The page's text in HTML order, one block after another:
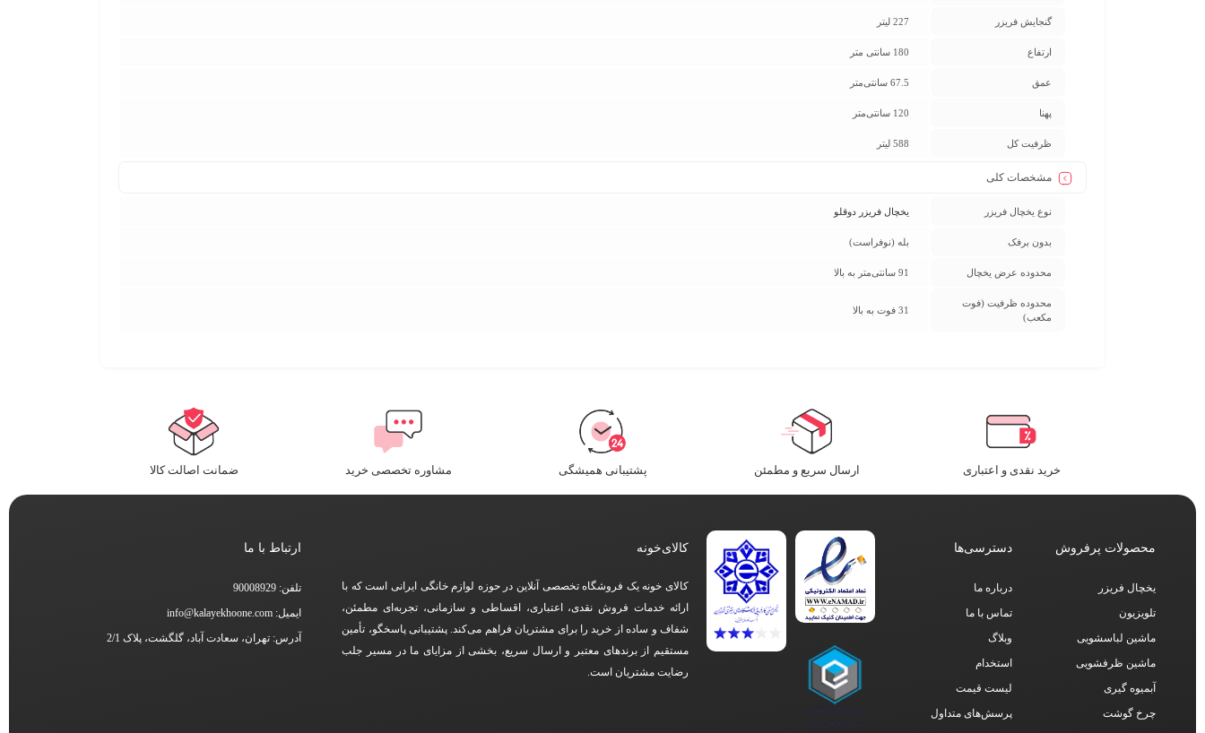
گنجایش فریزر 227 لیتر
ارتفاع 180 سانتی متر
عمق 67.5 سانتی‌متر
پهنا 120 سانتی‌متر
ظرفیت کل 588 لیتر
مشخصات کلی
نوع یخچال فریزر یخچال فریزر دوقلو
بدون برفک بله (نوفراست)
محدوده عرض یخچال 91 سانتی‌متر به بالا
محدوده‌ ظرفیت (فوت
مکعب)
31 فوت به بالا
خرید نقدی و اعتباری ارسال سریع و مطمئن​ پشتیبانی همیشگی مشاوره تخصصی خرید ضمانت اصالت کالا
محصولات پرفروش
یخچال فریزر
تلویزیون
ماشین لباسشویی
ماشین ظرفشویی
آبمیوه گیری
چرخ گوشت
دسترسی‌ها
درباره ما
تماس با ما
وبلاگ
استخدام
لیست قیمت
پرسش‌های متداول
کالای‌خونه
کالای خونه یک فروشگاه تخصصی آنلاین در حوزه لوازم خانگی ایرانی است که با
ارائه خدمات فروش نقدی، اعتباری، اقساطی و سازمانی، تجربه‌ای مطمئن،
شفاف و ساده از خرید را برای مشتریان فراهم می‌کند. پشتیبانی پاسخگو، تأمین
مستقیم از برندهای معتبر و ارسال سریع، بخشی از مزایای ما در مسیر جلب
رضایت مشتریان است.
ارتباط با ما
تلفن: 90008929
ایمیل: info@kalayekhoone.com
آدرس: تهران، سعادت آباد، گلگشت، پلاک 2/1